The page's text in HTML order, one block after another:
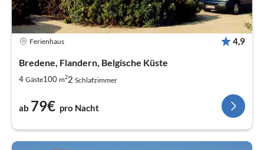
Ferienhaus 4,9
Bredene, Flandern, Belgische Küste
4 Gäste100 m22 Schlafzimmer
ab 79€ pro Nacht